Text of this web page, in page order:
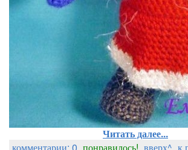
Читать далее...